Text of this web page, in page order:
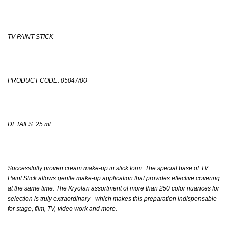
TV PAINT STICK
PRODUCT CODE: 05047/00
DETAILS: 25 ml
Successfully proven cream make-up in stick form. The special base of TV
Paint Stick allows gentle make-up application that provides effective covering
at the same time. The Kryolan assortment of more than 250 color nuances for
selection is truly extraordinary - which makes this preparation indispensable
for stage, film, TV, video work and more.